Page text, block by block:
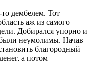
дембелем. Тот
аж из самого
Добирался упорно и
неумолимы. Начав
благородный
а потом